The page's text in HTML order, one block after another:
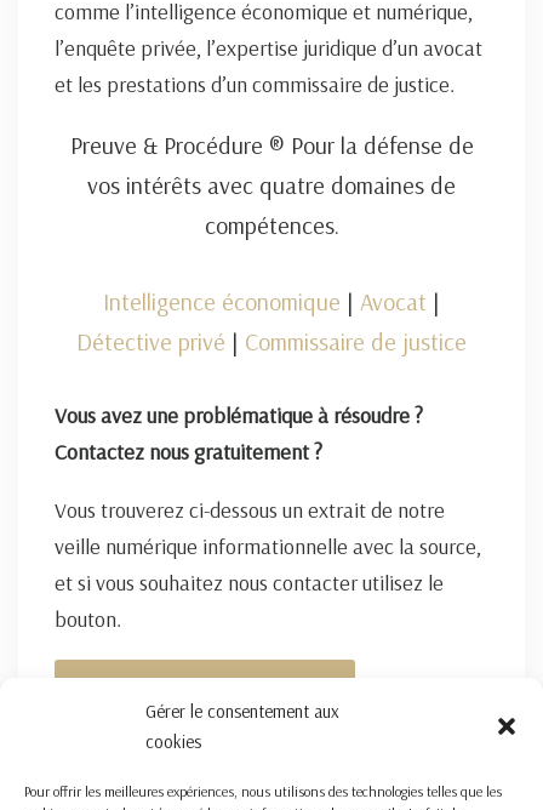
Gérer le consentement aux
cookies
Pour offrir les meilleures expériences, nous utilisons des technologies telles que les
comme l’intelligence économique et numérique,
l’enquête privée, l’expertise juridique d’un avocat
et les prestations d’un commissaire de justice.
Preuve & Procédure ® Pour la défense de
vos intérêts avec quatre domaines de
compétences.
Intelligence économique | Avocat |
Détective privé | Commissaire de justice
Vous avez une problématique à résoudre ?
Contactez nous gratuitement ?
Vous trouverez ci-dessous un extrait de notre
veille numérique informationnelle avec la source,
et si vous souhaitez nous contacter utilisez le
bouton.